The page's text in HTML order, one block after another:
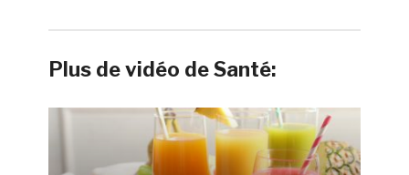
Plus de vidéo de Santé: